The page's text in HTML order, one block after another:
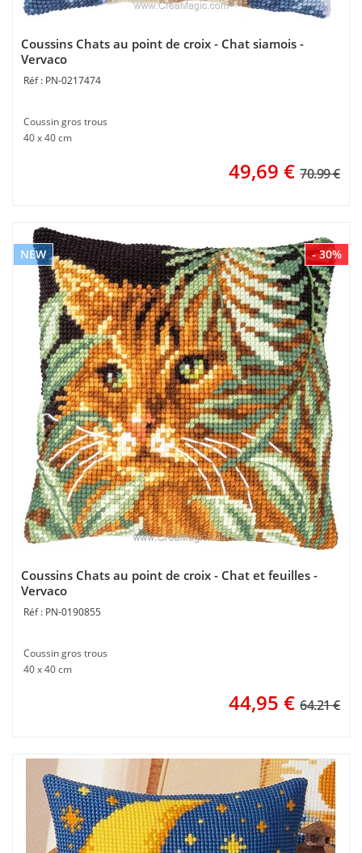
Coussins Chats au point de croix - Chat siamois -
Vervaco
PN-0217474
Coussin gros trous
40 x 40 cm
49,69 € 70.99 €
- 30%
NEW
Coussins Chats au point de croix - Chat et feuilles -
Vervaco
PN-0190855
Coussin gros trous
40 x 40 cm
44,95 € 64.21 €